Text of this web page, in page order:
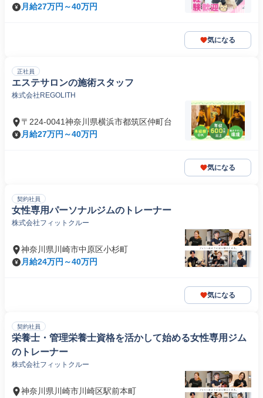
月給27万円～40万円
気になる
正社員
エステサロンの施術スタッフ
株式会社REGOLITH
〒224-0041神奈川県横浜市都筑区仲町台
月給27万円～40万円
気になる
契約社員
女性専用パーソナルジムのトレーナー
株式会社フィットクルー
神奈川県川崎市中原区小杉町
月給24万円～40万円
気になる
契約社員
栄養士・管理栄養士資格を活かして始める女性専用ジム
のトレーナー
株式会社フィットクルー
神奈川県川崎市川崎区駅前本町